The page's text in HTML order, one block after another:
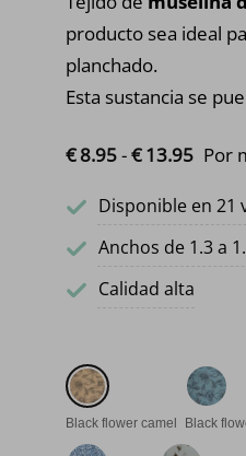
producto sea ideal
planchado.
Esta sustancia se
€8.95-€13.95 Por
Disponible en 21
Anchos de 1.3 a
Calidad alta
Black flower camel Black